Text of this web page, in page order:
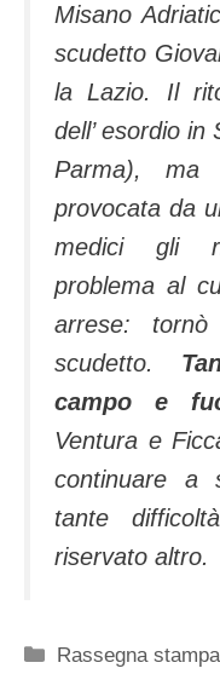
Misano
scudetto
la Lazio. Il
dell’ esordio
Parma), ma
provocata da
medici gli
problema al
arrese:
scudetto.
campo e
Ventura e
continuare a
tante
riservato altro.
Categorie
Rassegna stampa